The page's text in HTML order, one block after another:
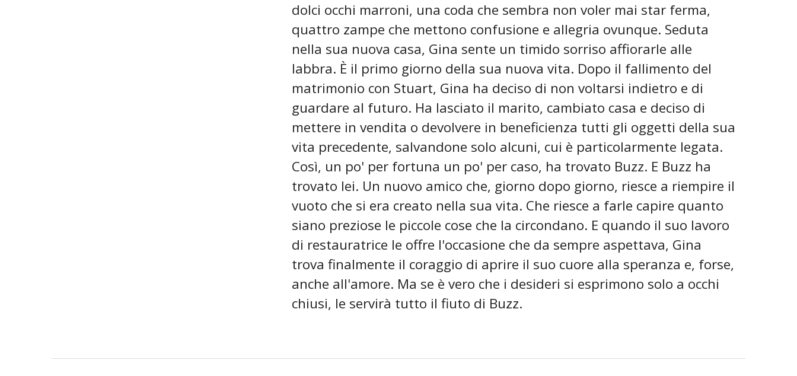
dolci occhi marroni, una coda che sembra non voler mai star ferma,
quattro zampe che mettono confusione e allegria ovunque. Seduta
nella sua nuova casa, Gina sente un timido sorriso affiorarle alle
labbra. È il primo giorno della sua nuova vita. Dopo il fallimento del
matrimonio con Stuart, Gina ha deciso di non voltarsi indietro e di
guardare al futuro. Ha lasciato il marito, cambiato casa e deciso di
mettere in vendita o devolvere in beneficienza tutti gli oggetti della sua
vita precedente, salvandone solo alcuni, cui è particolarmente legata.
Così, un po' per fortuna un po' per caso, ha trovato Buzz. E Buzz ha
trovato lei. Un nuovo amico che, giorno dopo giorno, riesce a riempire il
vuoto che si era creato nella sua vita. Che riesce a farle capire quanto
siano preziose le piccole cose che la circondano. E quando il suo lavoro
di restauratrice le offre l'occasione che da sempre aspettava, Gina
trova finalmente il coraggio di aprire il suo cuore alla speranza e, forse,
anche all'amore. Ma se è vero che i desideri si esprimono solo a occhi
chiusi, le servirà tutto il fiuto di Buzz.